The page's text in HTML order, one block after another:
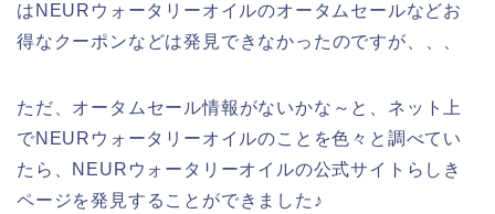
はNEURウォータリーオイルのオータムセールなどお
得なクーポンなどは発見できなかったのですが、、、
ただ、オータムセール情報がないかな～と、ネット上
でNEURウォータリーオイルのことを色々と調べてい
たら、NEURウォータリーオイルの公式サイトらしき
ページを発見することができました♪